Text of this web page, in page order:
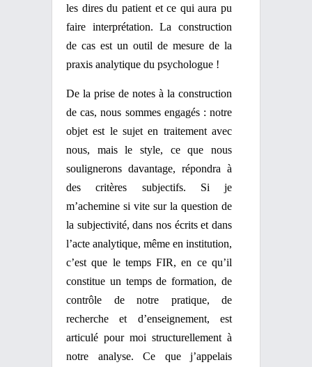
les dires du patient et ce qui aura pu
faire interprétation. La construction
de cas est un outil de mesure de la
praxis analytique du psychologue !
De la prise de notes à la construction
de cas, nous sommes engagés : notre
objet est le sujet en traitement avec
nous, mais le style, ce que nous
soulignerons davantage, répondra à
des critères subjectifs. Si je
m’achemine si vite sur la question de
la subjectivité, dans nos écrits et dans
l’acte analytique, même en institution,
c’est que le temps FIR, en ce qu’il
constitue un temps de formation, de
contrôle de notre pratique, de
recherche et d’enseignement, est
articulé pour moi structurellement à
notre analyse. Ce que j’appelais